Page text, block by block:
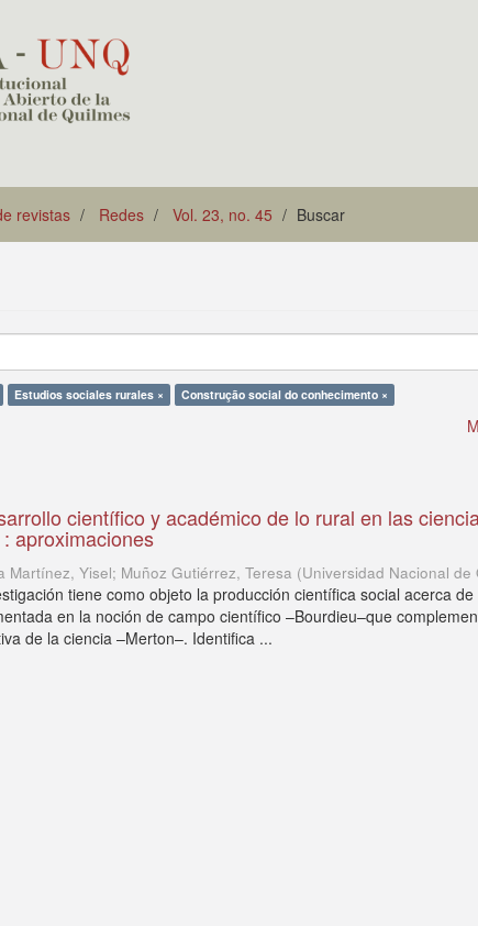
revistas Redes Vol. 23, no. 45 Buscar
Estudios sociales rurales × Construção social do conhecimento ×
científico y académico de lo rural en las
aproximaciones
Martínez, Yisel; Muñoz Gutiérrez, Teresa (Universidad Nacional de
tiene como objeto la producción científica social acerca
en la noción de campo científico –Bourdieu–que
de la ciencia –Merton–. Identifica ...